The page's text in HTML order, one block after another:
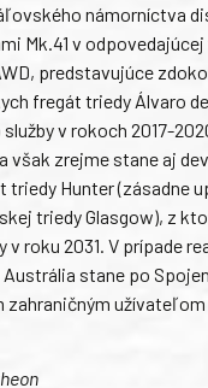
námorníctva
Mk.41 v
predstavujúce
fregát triedy Álvaro
služby v rokoch 2017-
však zrejme stane aj
triedy Hunter (zásadne
triedy Glasgow), z
roku 2031. V prípade
stane po